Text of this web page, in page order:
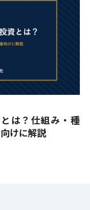
は？仕組み・種
けに解説